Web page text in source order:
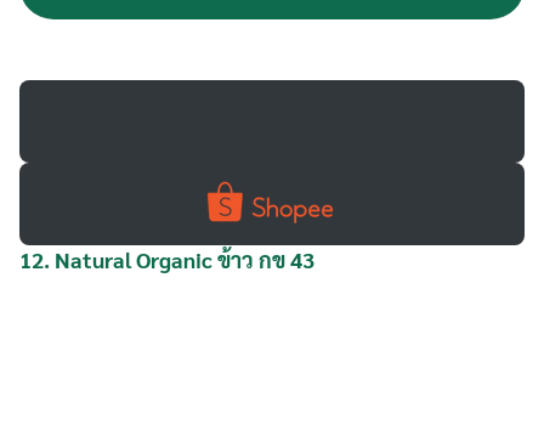
12. Natural Organic ข้าว กข 43